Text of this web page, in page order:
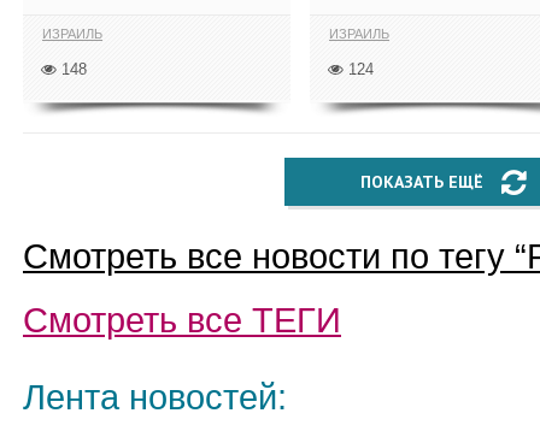
ИЗРАИЛЬ
148
ИЗРАИЛЬ
124
ПОКАЗАТЬ ЕЩЁ
Смотреть все новости по тегу “
Смотреть все ТЕГИ
Лента новостей: